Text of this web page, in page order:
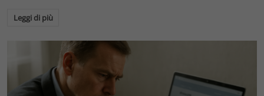
Leggi di più